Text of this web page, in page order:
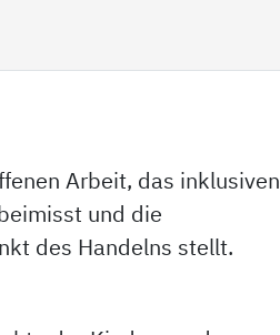
Arbeit, das inklusiven
und die
des Handelns stellt.